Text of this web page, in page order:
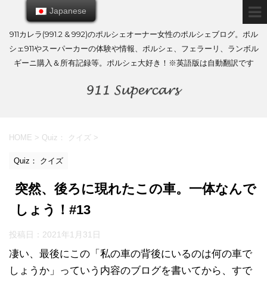
911カレラ(991.2 & 992)のポルシェオーナー女性のポルシェブログ。ポル
シェ911やスーパーカーの体験や情報、ポルシェ、フェラーリ、ランボル
ギーニ購入＆所有記録等。ポルシェ大好き！※英語版は自動翻訳です
HOME > Quiz： クイズ >
Quiz： クイズ
突然、後ろに現れたこの車。一体なんで
しょう！#13
投稿日： 2021年1月31日
凄い、最後にこの「私の車の背後にいるのは何の車で
しょうか」っていう内容のブログを書いてから、すで
Japanese
Japanese